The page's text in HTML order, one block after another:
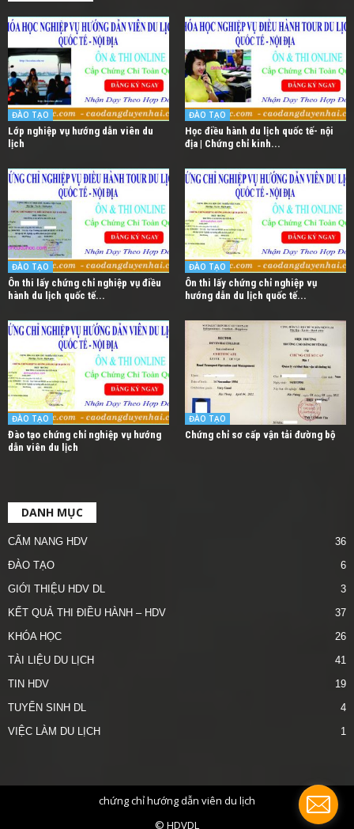
ĐÀO TẠO
Lớp nghiệp vụ hướng dẫn viên du
lịch
ĐÀO TẠO
Học điều hành du lịch quốc tế- nội
địa | Chứng chỉ kinh...
ĐÀO TẠO
Ôn thi lấy chứng chỉ nghiệp vụ điều
hành du lịch quốc tế...
ĐÀO TẠO
Ôn thi lấy chứng chỉ nghiệp vụ
hướng dẫn du lịch quốc tế...
ĐÀO TẠO
Đào tạo chứng chỉ nghiệp vụ hướng
dẫn viên du lịch
ĐÀO TẠO
Chứng chỉ sơ cấp vận tải đường bộ
DANH MỤC
CẨM NANG HDV
36
ĐÀO TẠO
6
GIỚI THIỆU HDV DL
3
KẾT QUẢ THI ĐIỀU HÀNH – HDV
37
KHÓA HỌC
26
TÀI LIỆU DU LỊCH
41
TIN HDV
19
TUYỂN SINH DL
4
VIỆC LÀM DU LỊCH
1
chứng chỉ hướng dẫn viên du lịch
© HDVDL